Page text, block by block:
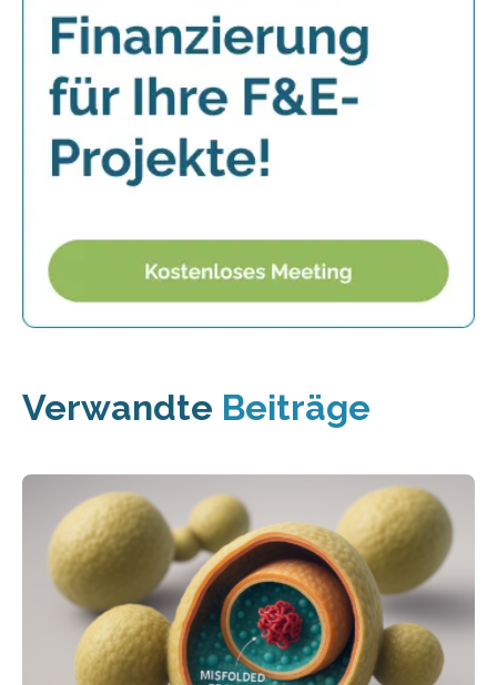
Verwandte Beiträge